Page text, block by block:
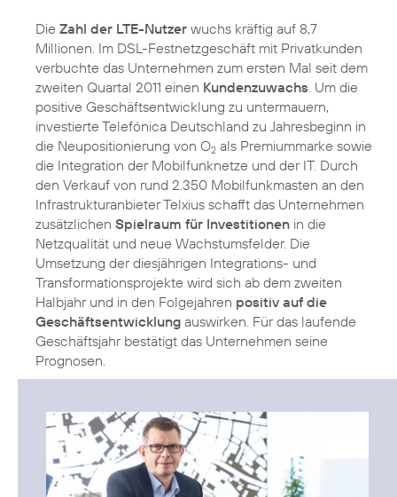
Die Zahl der LTE-Nutzer wuchs kräftig auf 8,7
Millionen. Im DSL-Festnetzgeschäft mit Privatkunden
verbuchte das Unternehmen zum ersten Mal seit dem
zweiten Quartal 2011 einen Kundenzuwachs. Um die
positive Geschäftsentwicklung zu untermauern,
investierte Telefónica Deutschland zu Jahresbeginn in
die Neupositionierung von O2 als Premiummarke sowie
die Integration der Mobilfunknetze und der IT. Durch
den Verkauf von rund 2.350 Mobilfunkmasten an den
Infrastrukturanbieter Telxius schafft das Unternehmen
zusätzlichen Spielraum für Investitionen in die
Netzqualität und neue Wachstumsfelder. Die
Umsetzung der diesjährigen Integrations- und
Transformationsprojekte wird sich ab dem zweiten
Halbjahr und in den Folgejahren positiv auf die
Geschäftsentwicklung auswirken. Für das laufende
Geschäftsjahr bestätigt das Unternehmen seine
Prognosen.